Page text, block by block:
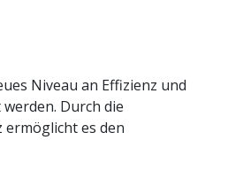
Niveau an Effizienz und
Durch die
es den